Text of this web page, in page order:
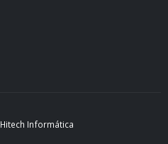
Hitech Informática